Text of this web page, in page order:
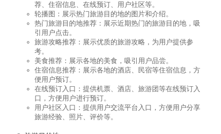
荐、住宿信息、在线预订、用户社区等。
轮播图：展示热门旅游目的地的图片和介绍。
热门旅游目的地推荐：展示近期热门的旅游目的地，吸
引用户点击。
旅游攻略推荐：展示优质的旅游攻略，为用户提供参
考。
美食推荐：展示各地的美食，吸引用户品尝。
住宿信息推荐：展示各地的酒店、民宿等住宿信息，方
便用户预订。
在线预订入口：提供机票、酒店、旅游团等在线预订入
口，方便用户进行预订。
用户社区入口：提供用户交流平台入口，方便用户分享
旅游经验、照片、评价等。